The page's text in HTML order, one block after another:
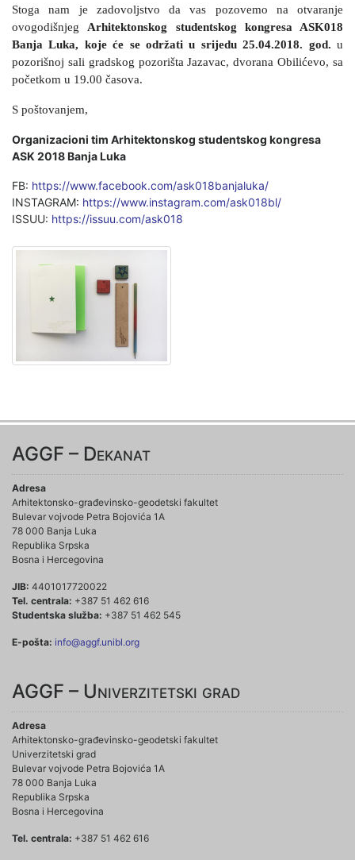
Stoga nam je zadovoljstvo da vas pozovemo na otvaranje
ovogodišnjeg Arhitektonskog studentskog kongresa ASK018
Banja Luka, koje će se održati u srijedu 25.04.2018. god. u
pozorišnoj sali gradskog pozorišta Jazavac, dvorana Obilićevo, sa
početkom u 19.00 časova.
S poštovanjem,
Organizacioni tim Arhitektonskog studentskog kongresa
ASK 2018 Banja Luka
FB: https://www.facebook.com/ask018banjaluka/
INSTAGRAM: https://www.instagram.com/ask018bl/
ISSUU: https://issuu.com/ask018
AGGF – Dekanat
Adresa
Arhitektonsko-građevinsko-geodetski fakultet
Bulevar vojvode Petra Bojovića 1A
78 000 Banja Luka
Republika Srpska
Bosna i Hercegovina
JIB: 4401017720022
Tel. centrala: +387 51 462 616
Studentska služba: +387 51 462 545
E-pošta: info@aggf.unibl.org
AGGF – Univerzitetski grad
Adresa
Arhitektonsko-građevinsko-geodetski fakultet
Univerzitetski grad
Bulevar vojvode Petra Bojovića 1A
78 000 Banja Luka
Republika Srpska
Bosna i Hercegovina
Tel. centrala: +387 51 462 616